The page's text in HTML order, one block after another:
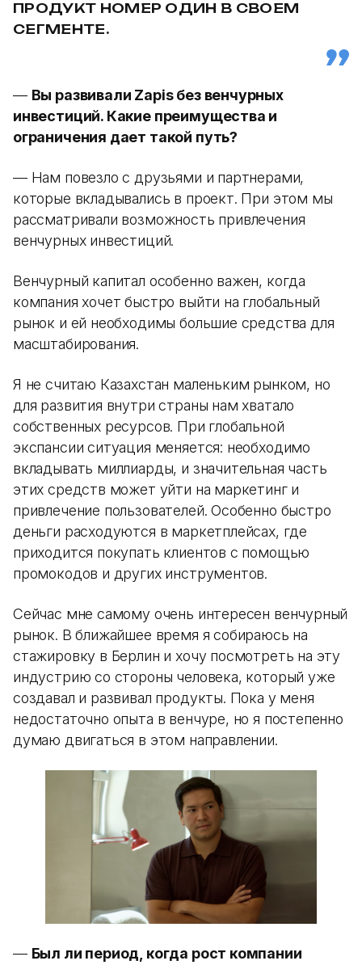
ПРОДУКТ НОМЕР ОДИН В СВОЕМ
СЕГМЕНТЕ.
— Вы развивали Zapis без венчурных
инвестиций. Какие преимущества и
ограничения дает такой путь?
— Нам повезло с друзьями и партнерами,
которые вкладывались в проект. При этом мы
рассматривали возможность привлечения
венчурных инвестиций.
Венчурный капитал особенно важен, когда
компания хочет быстро выйти на глобальный
рынок и ей необходимы большие средства для
масштабирования.
Я не считаю Казахстан маленьким рынком, но
для развития внутри страны нам хватало
собственных ресурсов. При глобальной
экспансии ситуация меняется: необходимо
вкладывать миллиарды, и значительная часть
этих средств может уйти на маркетинг и
привлечение пользователей. Особенно быстро
деньги расходуются в маркетплейсах, где
приходится покупать клиентов с помощью
промокодов и других инструментов.
Сейчас мне самому очень интересен венчурный
рынок. В ближайшее время я собираюсь на
стажировку в Берлин и хочу посмотреть на эту
индустрию со стороны человека, который уже
создавал и развивал продукты. Пока у меня
недостаточно опыта в венчуре, но я постепенно
думаю двигаться в этом направлении.
— Был ли период, когда рост компании